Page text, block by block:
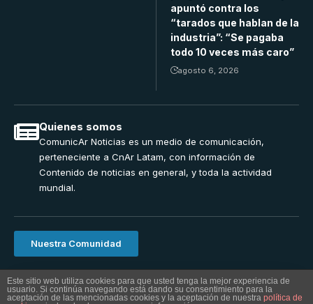
Al utilizar este sitio, usted acepta laPolítica de
Accept
apuntó contra los
“tarados que hablan de la
industria”: “Se pagaba
todo 10 veces más caro”
agosto 6, 2026
Quienes somos
ComunicAr Noticias es un medio de comunicación,
perteneciente a CnAr Latam, con información de
Contenido de noticias en general, y toda la actividad
mundial.
Nuestra Comunidad
ComunicAr Noticias una realizacion de Cnar Latam 2024.
Powered byMS Interactiva
Este sitio web utiliza cookies para que usted tenga la mejor experiencia de
usuario. Si continúa navegando está dando su consentimiento para la
aceptación de las mencionadas cookies y la aceptación de nuestra política de